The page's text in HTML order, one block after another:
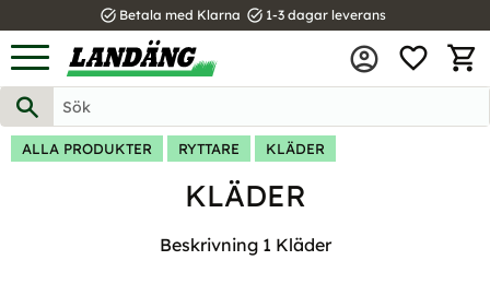
Meny
task_alt Betala med Klarna task_alt 1-3 dagar leverans
ALLA PRODUKTER RYTTARE KLÄDER
KLÄDER
Beskrivning 1 Kläder